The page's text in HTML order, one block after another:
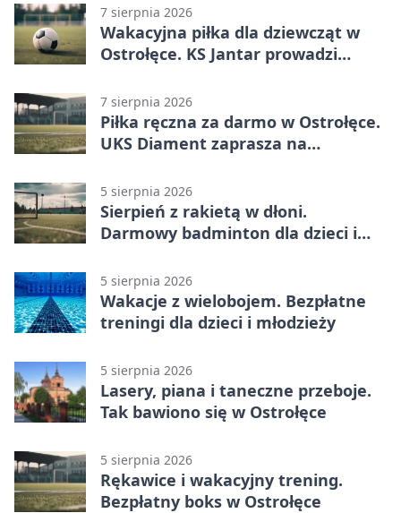
7 sierpnia 2026
Wakacyjna piłka dla dziewcząt w
Ostrołęce. KS Jantar prowadzi
7 sierpnia 2026
Piłka ręczna za darmo w Ostrołęce.
UKS Diament zaprasza na
5 sierpnia 2026
Sierpień z rakietą w dłoni.
Darmowy badminton dla dzieci i
5 sierpnia 2026
Wakacje z wielobojem. Bezpłatne
treningi dla dzieci i młodzieży
5 sierpnia 2026
Lasery, piana i taneczne przeboje.
Tak bawiono się w Ostrołęce
5 sierpnia 2026
Rękawice i wakacyjny trening.
Bezpłatny boks w Ostrołęce